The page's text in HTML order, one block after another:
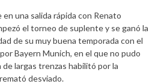
una salida rápida con Renato
el torneo de suplente y se ganó la
de su muy buena temporada con el
Bayern Munich, en el que no pudo
largas trenzas habilitó por la
desviado.